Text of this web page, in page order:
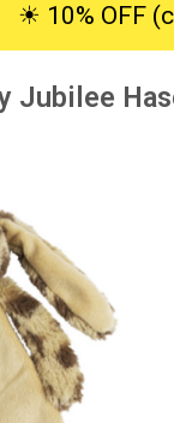
☀︎ 10% OFF
Jubilee